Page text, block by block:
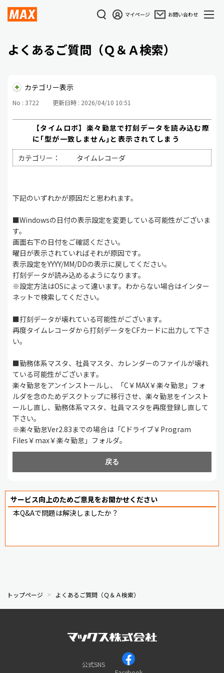
マイページ お問い合わせ
よくあるご質問（Ｑ＆Ａ検索）
カテゴリー表示
No : 3722 更新日時 : 2026/04/10 10:51
【タイムロボ】楽々勤怠で打刻データを読み込む際
に｢型が一致しません｣と表示されてしまう
カテゴリー：
タイムレコーダ
下記のいずれかが原因だと思われます。
■Windowsの日付の表示設定を変更している可能性がございま
す。
画面右下の日付をご確認ください。
曜日が表示されていればそれが原因です。
表示設定をYYYY/MM/DDの表示に戻してください。
打刻データが読み込めるようになります。
※設定方法はOSによって違います。わからない場合はインター
ネットで検索してください。
■打刻データが壊れている可能性がございます。
再度タイムレコーダから打刻データをCFカードに出力して下さ
い。
■勤務体系マスタ、社員マスタ、カレンダーのファイルが壊れ
ている可能性がございます。
楽々勤怠をアンインストールし、「C￥MAX￥楽々勤怠」フォ
ルダを念のためデスクトップに移行させ、楽々勤怠をインスト
ールし直し、勤務体系マスタ、社員マスタを再度登録し直して
下さい。
※楽々勤怠Ver2.83までの場合は「Cドライブ￥Program
Files￥max￥楽々勤怠」フォルダ。
戻る
サービス向上のためご意見をお聞かせください
本Q&Aで問題は解決しましたか？
トップページ よくあるご質問（Ｑ＆Ａ検索）
公式SNS